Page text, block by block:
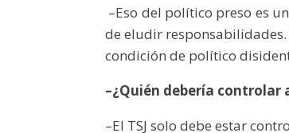
–Eso del político preso es
de eludir
condición de político
–¿Quién debería controlar
–El TSJ solo debe estar